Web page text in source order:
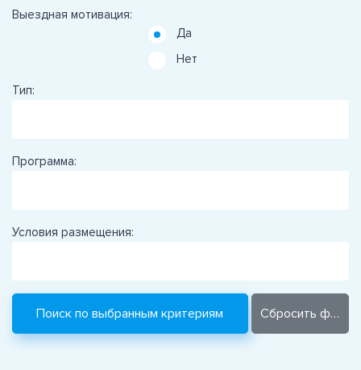
Выездная мотивация:
Да
Нет
Тип:
Программа:
Условия размещения: